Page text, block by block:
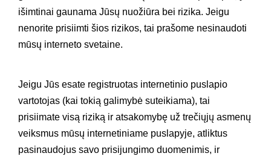
išimtinai gaunama Jūsų nuožiūra bei rizika. Jeigu
nenorite prisiimti šios rizikos, tai prašome nesinaudoti
mūsų interneto svetaine.
Jeigu Jūs esate registruotas internetinio puslapio
vartotojas (kai tokią galimybė suteikiama), tai
prisiimate visą riziką ir atsakomybę už trečiųjų asmenų
veiksmus mūsų internetiniame puslapyje, atliktus
pasinaudojus savo prisijungimo duomenimis, ir